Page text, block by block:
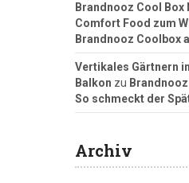
Brandnooz Cool Box
Comfort Food zum
Brandnooz Coolbox
Vertikales Gärtnern
Balkon zu
So schmeckt der
Archiv